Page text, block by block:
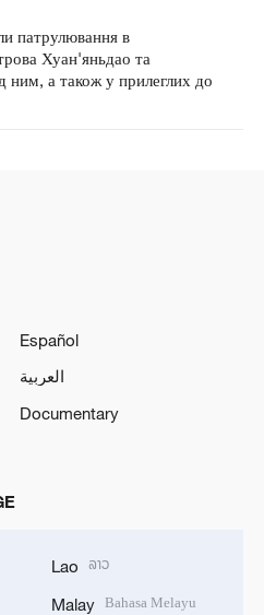
патрулювання в
Хуан'яньдао та
ним, а також у прилеглих до
Español
العربية
Documentary
Lao ລາວ
Malay Bahasa Melayu